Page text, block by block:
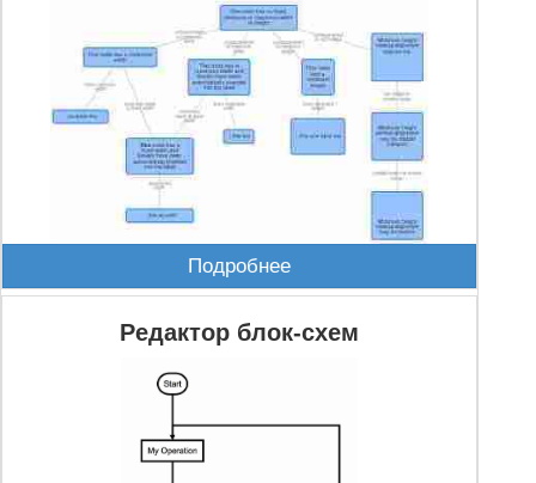
Подробнее
Редактор блок-схем